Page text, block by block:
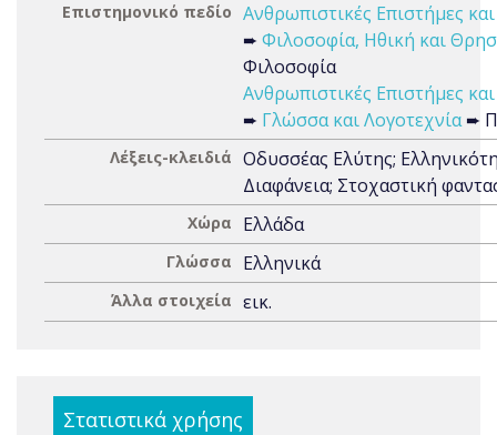
Επιστημονικό πεδίο Ανθρωπιστικές Επιστήμες
➨ Φιλοσοφία, Ηθική και
Φιλοσοφία
Ανθρωπιστικές Επιστήμες
➨ Γλώσσα και Λογοτεχνία➨
Λέξεις-κλειδιά Οδυσσέας Ελύτης;
Διαφάνεια; Στοχαστική
Χώρα Ελλάδα
Γλώσσα Ελληνικά
Άλλα στοιχεία εικ.
Στατιστικά χρήσης